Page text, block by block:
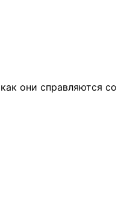
они справляются со